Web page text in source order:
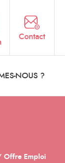
Contact
NOUS ?
Offre Emploi